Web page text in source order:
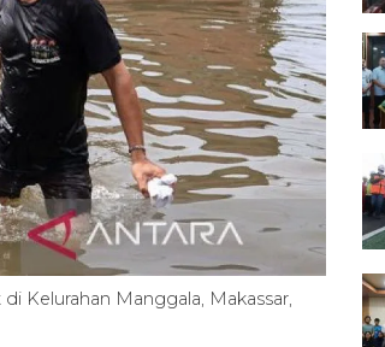
Kelurahan Manggala, Makassar,